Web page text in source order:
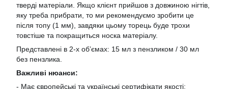
тверді матеріали. Якщо клієнт прийшов з довжиною нігтів,
яку треба прибрати, то ми рекомендуємо зробити це
після топу (1 мм), завдяки цьому торець буде трохи
товстіше та покращиться носка матеріалу.
Представлені в 2-х об’ємах: 15 мл з пензликом / 30 мл
без пензлика.
Важливі нюанси:
- Має європейські та українські сертифікати якості;